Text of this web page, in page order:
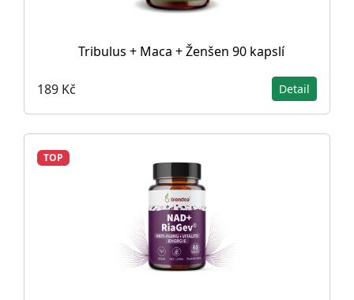
Tribulus + Maca + Ženšen 90 kapslí
189 Kč Detail
TOP